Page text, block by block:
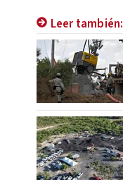
Leer también: